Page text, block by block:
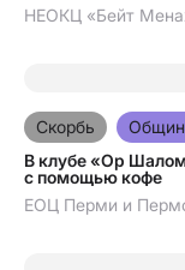
НЕОКЦ «Бейт
28.07.2026
Скорбь
В клубе «Ор
с помощью кофе
ЕОЦ Перми и